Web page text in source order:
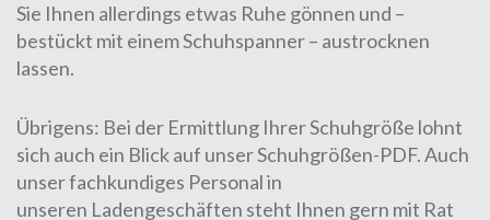
Sie Ihnen allerdings etwas Ruhe gönnen und –
bestückt mit einem Schuhspanner – austrocknen
lassen.
Übrigens: Bei der Ermittlung Ihrer Schuhgröße lohnt
sich auch ein Blick auf unserSchuhgrößen-PDF. Auch
unser fachkundiges Personal in
unseren Ladengeschäften steht Ihnen gern mit Rat